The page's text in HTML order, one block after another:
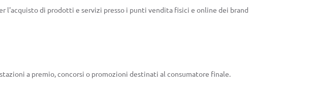
l'acquisto di prodotti e servizi presso i punti vendita fisici e online dei brand
a premio, concorsi o promozioni destinati al consumatore finale.